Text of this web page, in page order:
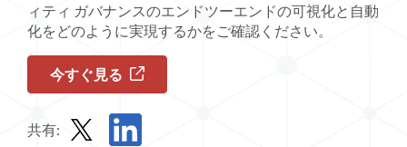
ィティ ガバナンスのエンドツーエンドの可視化と自動
化をどのように実現するかをご確認ください。
今すぐ見る
共有: